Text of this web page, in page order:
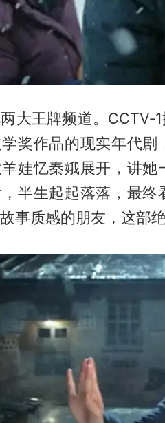
大王牌频道。
奖作品的现实年代剧
娃忆秦娥展开，讲
半生起起落落，最终
事质感的朋友，这部绝